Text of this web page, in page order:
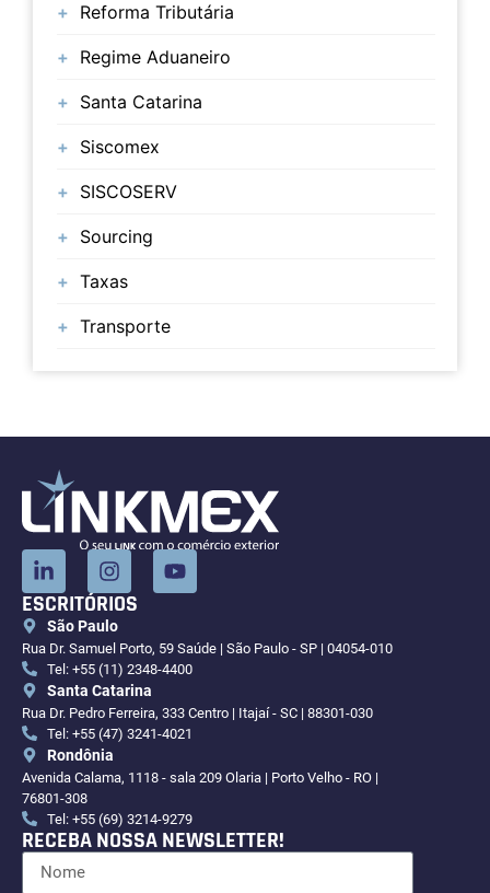
Reforma Tributária
Regime Aduaneiro
Santa Catarina
Siscomex
SISCOSERV
Sourcing
Taxas
Transporte
ESCRITÓRIOS
São Paulo
Rua Dr. Samuel Porto, 59 Saúde | São Paulo - SP | 04054-010
Tel: +55 (11) 2348-4400
Santa Catarina
Rua Dr. Pedro Ferreira, 333 Centro | Itajaí - SC | 88301-030
Tel: +55 (47) 3241-4021
Rondônia
Avenida Calama, 1118 - sala 209 Olaria | Porto Velho - RO |
76801-308
Tel: +55 (69) 3214-9279
RECEBA NOSSA NEWSLETTER!